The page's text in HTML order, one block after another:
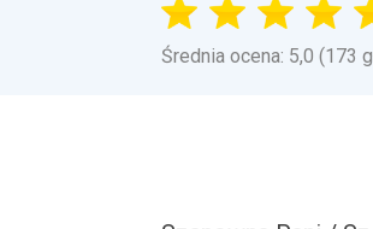
Średnia ocena: 5,0 (173